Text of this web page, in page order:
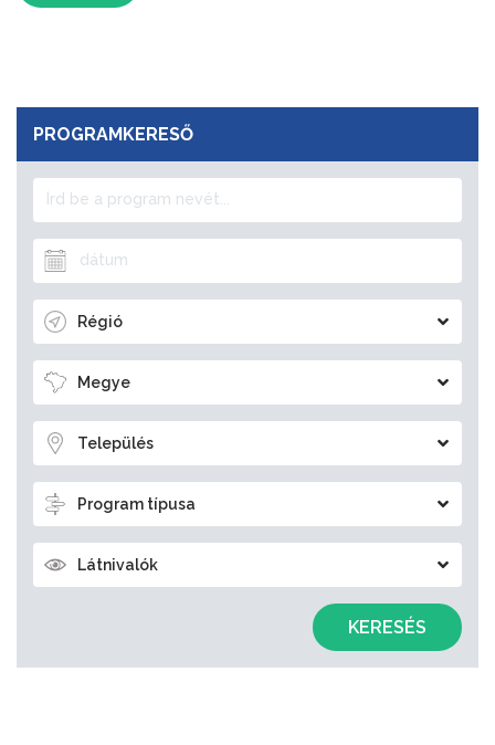
PROGRAMKERESŐ
Régió
Megye
Település
Program típusa
Látnivalók
KERESÉS